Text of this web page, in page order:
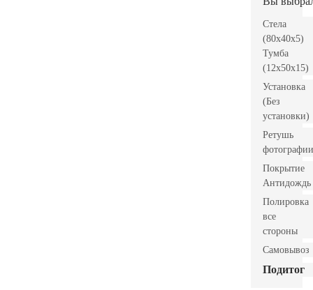
Стела
(80x40x5)
Тумба
(12x50x15)
Установка
(Без
установки)
Ретушь
фотографии
Покрытие
Антидождь
Полировка
все
стороны
Самовывоз
Подитог